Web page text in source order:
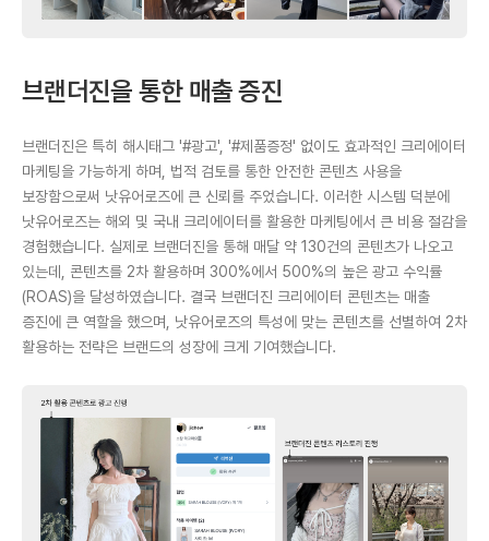
브랜더진을 통한 매출 증진
브랜더진은 특히 해시태그 '#광고', '#제품증정' 없이도 효과적인 크리에이터
마케팅을 가능하게 하며, 법적 검토를 통한 안전한 콘텐츠 사용을
보장함으로써 낫유어로즈에 큰 신뢰를 주었습니다. 이러한 시스템 덕분에
낫유어로즈는 해외 및 국내 크리에이터를 활용한 마케팅에서 큰 비용 절감을
경험했습니다. 실제로 브랜더진을 통해 매달 약 130건의 콘텐츠가 나오고
있는데, 콘텐츠를 2차 활용하며 300%에서 500%의 높은 광고 수익률
(ROAS)을 달성하였습니다. 결국 브랜더진 크리에이터 콘텐츠는 매출
증진에 큰 역할을 했으며, 낫유어로즈의 특성에 맞는 콘텐츠를 선별하여 2차
활용하는 전략은 브랜드의 성장에 크게 기여했습니다.